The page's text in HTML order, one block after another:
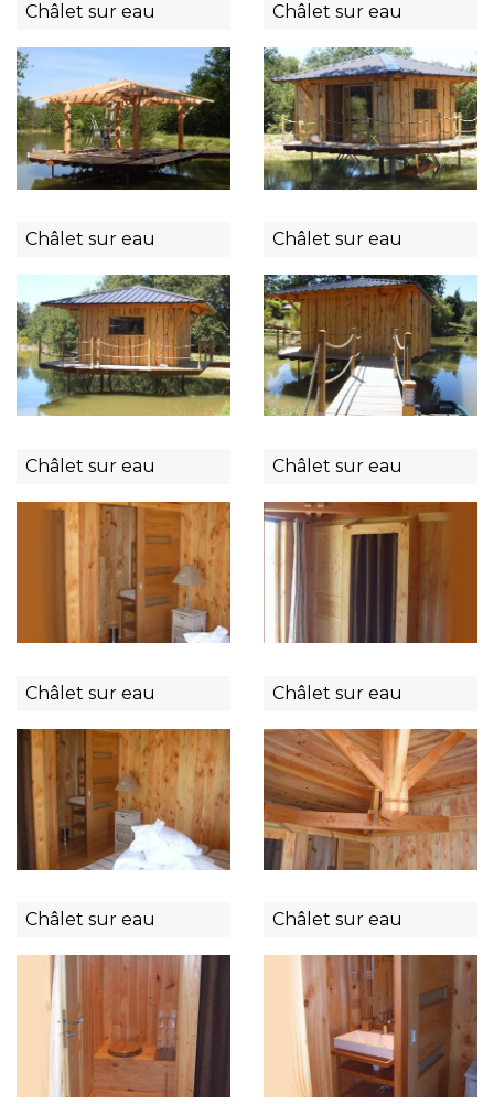
Châlet sur eau Châlet sur eau
Châlet sur eau Châlet sur eau
Châlet sur eau Châlet sur eau
Châlet sur eau Châlet sur eau
Châlet sur eau Châlet sur eau